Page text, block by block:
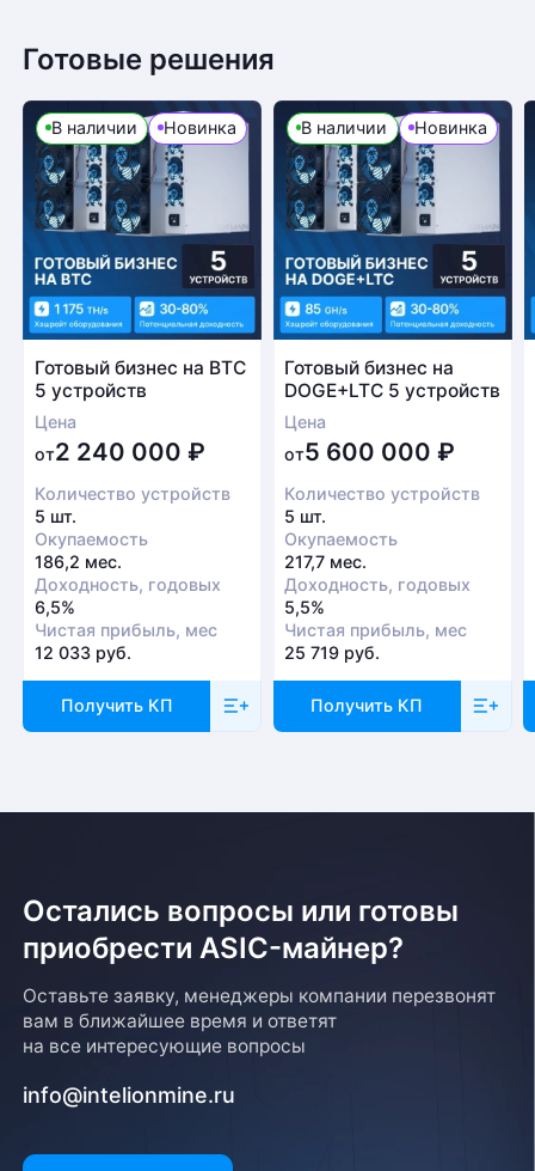
Возврат товара
Для того, чтобы оформить возврат товара, клиенту
необходимо связаться с менеджером, который
оформлял покупку. Возврат товара производится
в соответствии с регламентом Компании после
проверки оборудования
Есть вопрос?
Заполните форму и мы свяжемся с вами в
ближайшее время
Заказать звонок
Готовые решения
В наличии Новинка
Готовый бизнес на BTC
5 устройств
Цена
от2 240 000 ₽
Количество устройств
5 шт.
Окупаемость
186,2 мес.
Доходность, годовых
6,5%
Чистая прибыль, мес
12 033 руб.
Получить КП
В наличии Новинка
Готовый бизнес на
DOGE+LTC 5 устройств
Цена
от5 600 000₽
Количество устройств
5 шт.
Окупаемость
217,7 мес.
Доходность, годовых
5,5%
Чистая прибыль, мес
25 719 руб.
Получить КП
Остались вопросы или готовы
приобрести ASIC-майнер?
Оставьте заявку, менеджеры компании перезвонят
вам в ближайшее время и ответят
на все интересующие вопросы
info@intelionmine.ru